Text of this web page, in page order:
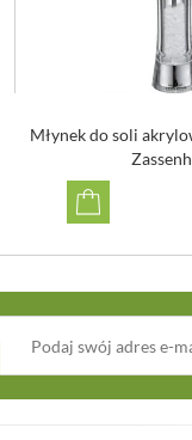
Młynek do soli